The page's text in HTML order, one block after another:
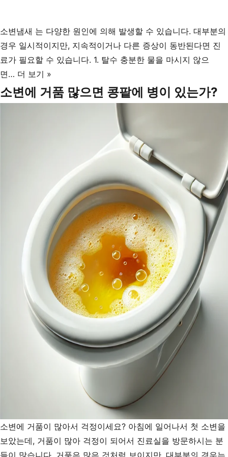
소변냄새 는 다양한 원인에 의해 발생할 수 있습니다. 대부분의
경우 일시적이지만, 지속적이거나 다른 증상이 동반된다면 진
료가 필요할 수 있습니다. 1. 탈수 충분한 물을 마시지 않으
면… 더 보기 »
변
냄
이
유
와
대
처
법
소변에 거품 많으면 콩팥에 병이 있는가?
소변에 거품이 많아서 걱정이세요? 아침에 일어나서 첫 소변을
보았는데, 거품이 많아 걱정이 되어서 진료실을 방문하시는 분
들이 많습니다. 거품은 많은 것처럼 보이지만, 대부분의 경우는